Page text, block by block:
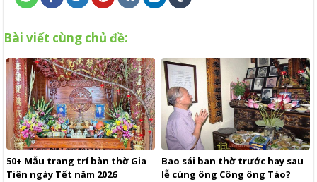
Bài viết cùng chủ đề:
50+ Mẫu trang trí bàn thờ Gia
Tiên ngày Tết năm 2026
Bao sái ban thờ trước hay sau
lễ cúng ông Công ông Táo?